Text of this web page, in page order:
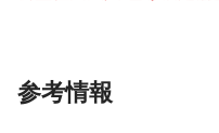
参考情報